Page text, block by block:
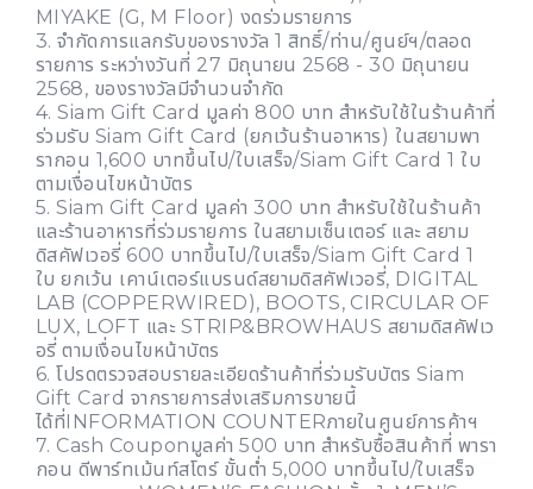
MIYAKE (G, M Floor) งดร่วมรายการ
3. จำกัดการแลกรับของรางวัล 1 สิทธิ์/ท่าน/ศูนย์ฯ/ตลอด
รายการ ระหว่างวันที่ 27 มิถุนายน 2568 - 30 มิถุนายน
2568, ของรางวัลมีจำนวนจำกัด
4. Siam Gift Card มูลค่า 800 บาท สำหรับใช้ในร้านค้าที่
ร่วมรับ Siam Gift Card (ยกเว้นร้านอาหาร) ในสยามพา
รากอน 1,600 บาทขึ้นไป/ใบเสร็จ/Siam Gift Card 1 ใบ
ตามเงื่อนไขหน้าบัตร
5. Siam Gift Card มูลค่า 300 บาท สำหรับใช้ในร้านค้า
และร้านอาหารที่ร่วมรายการ ในสยามเซ็นเตอร์ และ สยาม
ดิสคัฟเวอรี่ 600 บาทขึ้นไป/ใบเสร็จ/Siam Gift Card 1
ใบ ยกเว้น เคาน์เตอร์แบรนด์สยามดิสคัฟเวอรี่, DIGITAL
LAB (COPPERWIRED), BOOTS, CIRCULAR OF
LUX, LOFT และ STRIP&BROWHAUS สยามดิสคัฟเว
อรี่ ตามเงื่อนไขหน้าบัตร
6. โปรดตรวจสอบรายละเอียดร้านค้าที่ร่วมรับบัตร Siam
Gift Card จากรายการส่งเสริมการขายนี้
ได้ที่INFORMATION COUNTERภายในศูนย์การค้าฯ
7. Cash Couponมูลค่า 500 บาท สำหรับซื้อสินค้าที่ พารา
กอน ดีพาร์ทเม้นท์สโตร์ ขั้นต่ำ 5,000 บาทขึ้นไป/ใบเสร็จ